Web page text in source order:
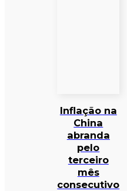
Inflação na
China
abranda
pelo
terceiro
mês
consecutivo